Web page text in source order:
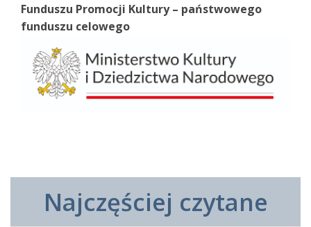
Funduszu Promocji Kultury – państwowego
funduszu celowego
Najczęściej czytane